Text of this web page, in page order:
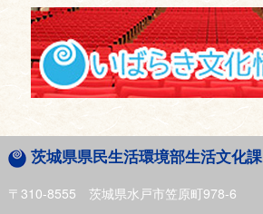
茨城県県民生活環境部生活文化課
〒310-8555 茨城県水戸市笠原町978-6